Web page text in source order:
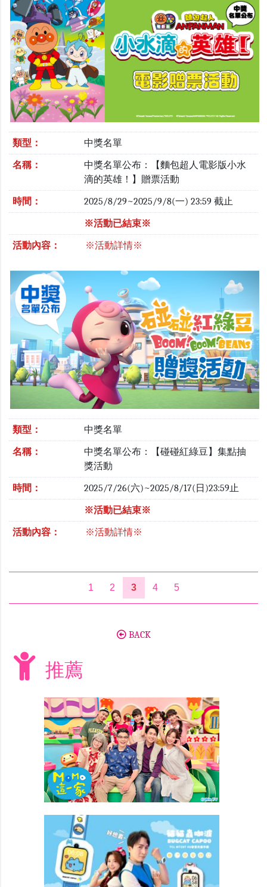
類型： 中獎名單
名稱：
中獎名單公布：【麵包超人電影版小水
滴的英雄！】贈票活動
時間： 2025/8/29~2025/9/8(一) 23:59 截止
※活動已結束※
活動內容： ※活動詳情※
類型： 中獎名單
名稱：
中獎名單公布：【碰碰紅綠豆】集點抽
獎活動
時間： 2025/7/26(六)~2025/8/17(日)23:59止
※活動已結束※
活動內容： ※活動詳情※
1 2 3 4 5
BACK
推薦